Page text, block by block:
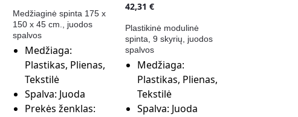
Medžiaginė spinta 175 x
150 x 45 cm., juodos
spalvos
Medžiaga:
Plastikas, Plienas,
Tekstilė
Spalva: Juoda
Prekės ženklas:
42,31 €
Plastikinė modulinė
spinta, 9 skyrių, juodos
spalvos
Medžiaga:
Plastikas, Plienas,
Tekstilė
Spalva: Juoda